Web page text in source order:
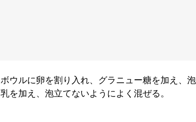
ボウルに卵を割り入れ、グラニュー糖を加え、
乳を加え、泡立てないようによく混ぜる。